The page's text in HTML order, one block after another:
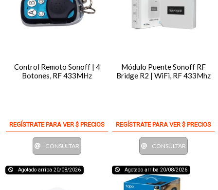
Control Remoto Sonoff | 4
Botones, RF 433MHz
REGÍSTRATE PARA VER $ PRECIOS
CONSULTAR
Módulo Puente Sonoff RF
Bridge R2 | WiFi, RF 433Mhz
REGÍSTRATE PARA VER $ PRECIOS
CONSULTAR
Agotado arriba 20/08/2026 Agotado arriba 20/08/2026